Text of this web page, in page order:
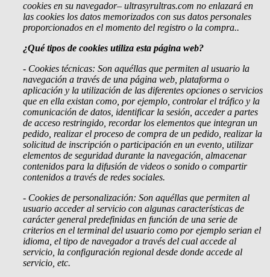
cookies en su navegador– ultrasyrultras.com no enlazará en
las cookies los datos memorizados con sus datos personales
proporcionados en el momento del registro o la compra..
¿Qué tipos de cookies utiliza esta página web?
- Cookies técnicas: Son aquéllas que permiten al usuario la
navegación a través de una página web, plataforma o
aplicación y la utilización de las diferentes opciones o servicios
que en ella existan como, por ejemplo, controlar el tráfico y la
comunicación de datos, identificar la sesión, acceder a partes
de acceso restringido, recordar los elementos que integran un
pedido, realizar el proceso de compra de un pedido, realizar la
solicitud de inscripción o participación en un evento, utilizar
elementos de seguridad durante la navegación, almacenar
contenidos para la difusión de videos o sonido o compartir
contenidos a través de redes sociales.
- Cookies de personalización: Son aquéllas que permiten al
usuario acceder al servicio con algunas características de
carácter general predefinidas en función de una serie de
criterios en el terminal del usuario como por ejemplo serian el
idioma, el tipo de navegador a través del cual accede al
servicio, la configuración regional desde donde accede al
servicio, etc.